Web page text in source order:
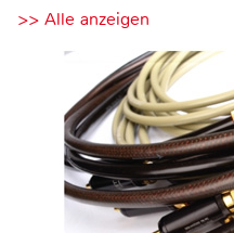
>> Alle anzeigen